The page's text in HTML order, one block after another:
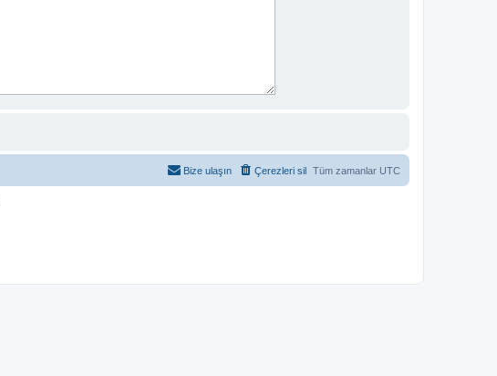
Tüm zamanlar UTC
Çerezleri sil
Bize ulaşın